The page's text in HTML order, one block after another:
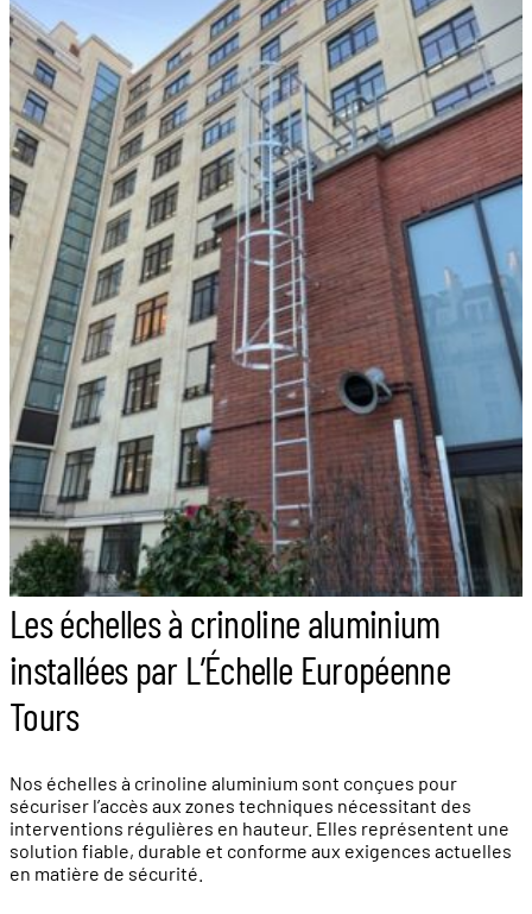
Les échelles à crinoline aluminium
installées par L’Échelle Européenne
Tours
Nos échelles à crinoline aluminium sont conçues pour
sécuriser l’accès aux zones techniques nécessitant des
interventions régulières en hauteur. Elles représentent une
solution fiable, durable et conforme aux exigences actuelles
en matière de sécurité.